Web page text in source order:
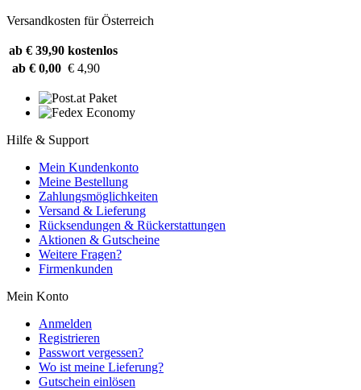
Versandkosten für Österreich
ab € 39,90 kostenlos
ab € 0,00 € 4,90
Hilfe & Support
Mein Kundenkonto
Meine Bestellung
Zahlungsmöglichkeiten
Versand & Lieferung
Rücksendungen & Rückerstattungen
Aktionen & Gutscheine
Weitere Fragen?
Firmenkunden
Mein Konto
Anmelden
Registrieren
Passwort vergessen?
Wo ist meine Lieferung?
Gutschein einlösen